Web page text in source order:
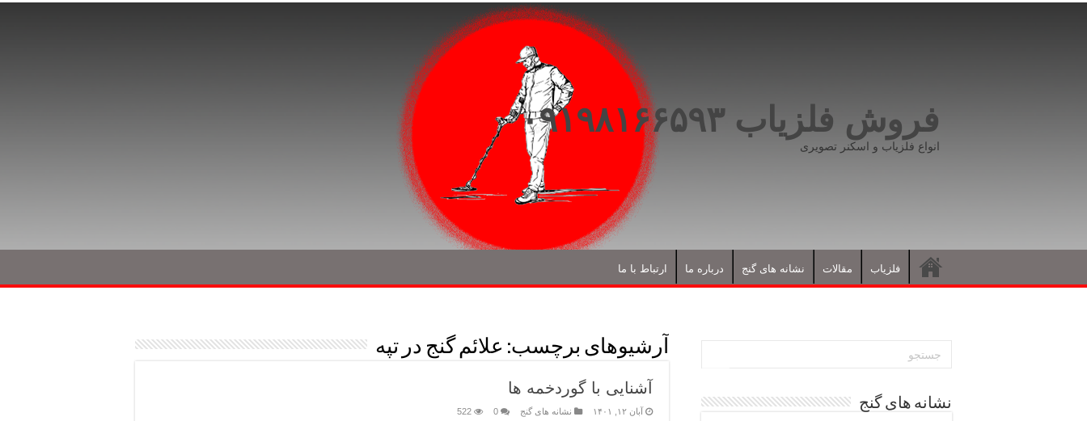
فروش فلزیاب ۰۹۱۹۸۱۶۶۵۹۳
انواع فلزیاب و اسکنر تصویری
فلزیاب مقالات نشانه های گنج درباره ما ارتباط با ما
آرشیوهای برچسب: علائم گنج در تپه
آشنایی با گوردخمه ها
آبان ۱۲, ۱۴۰۱ نشانه های گنج 0
522 نشانه های گنج